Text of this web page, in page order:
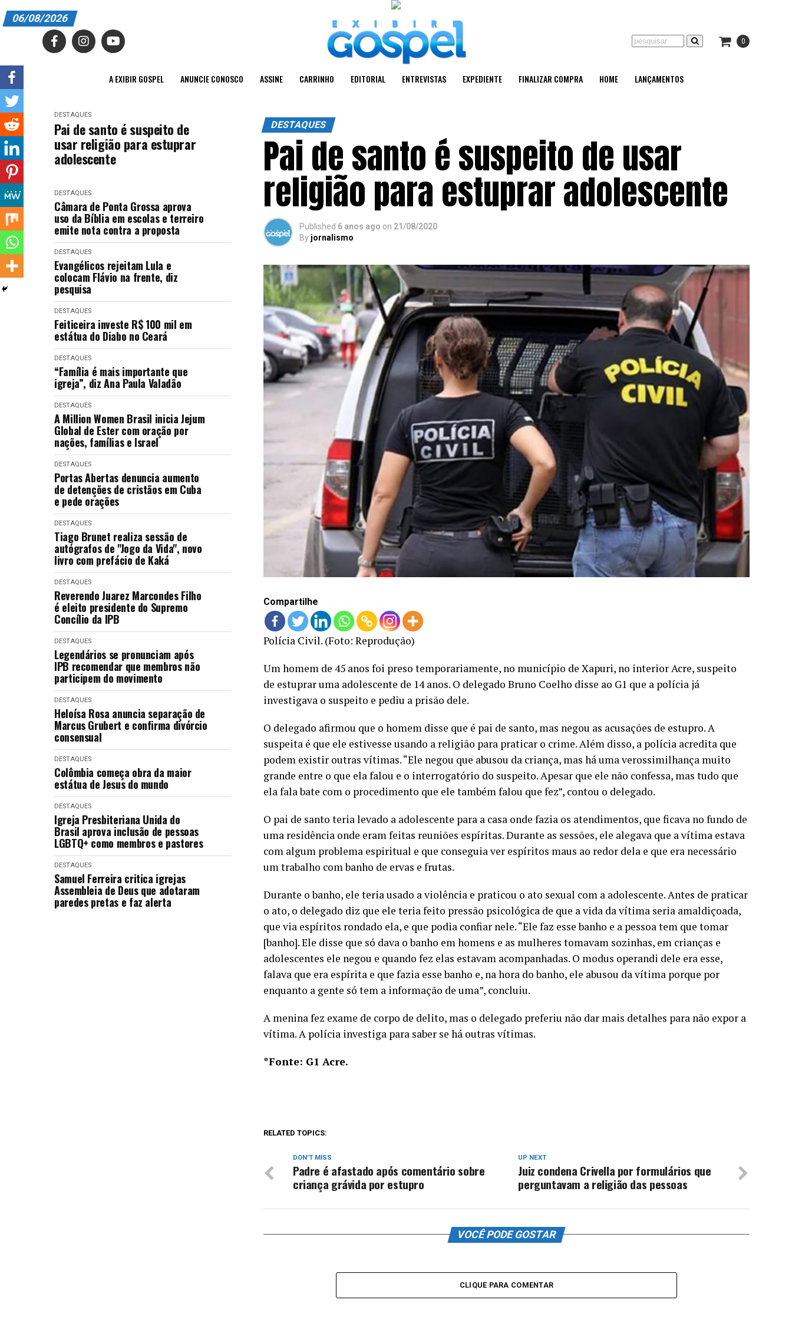
A EXIBIR GOSPEL
EDITORIAL
EXPEDIENTE
FINALIZAR COMPRA
HOME
LANÇAMENTOS
06/08/2026
0
A EXIBIR GOSPEL ANUNCIE CONOSCO ASSINE CARRINHO EDITORIAL ENTREVISTAS EXPEDIENTE FINALIZAR COMPRA HOME LANÇAMENTOS
DESTAQUES
Pai de santo é suspeito de
usar religião para estuprar
adolescente
DESTAQUES
Câmara de Ponta Grossa aprova
uso da Bíblia em escolas e terreiro
emite nota contra a proposta
DESTAQUES
Evangélicos rejeitam Lula e
colocam Flávio na frente, diz
pesquisa
DESTAQUES
Feiticeira investe R$ 100 mil em
estátua do Diabo no Ceará
DESTAQUES
“Família é mais importante que
igreja”, diz Ana Paula Valadão
DESTAQUES
A Million Women Brasil inicia Jejum
Global de Ester com oração por
nações, famílias e Israel
DESTAQUES
Portas Abertas denuncia aumento
de detenções de cristãos em Cuba
e pede orações
DESTAQUES
Tiago Brunet realiza sessão de
autógrafos de "Jogo da Vida", novo
livro com prefácio de Kaká
DESTAQUES
Reverendo Juarez Marcondes Filho
é eleito presidente do Supremo
Concílio da IPB
DESTAQUES
Legendários se pronunciam após
IPB recomendar que membros não
participem do movimento
DESTAQUES
Heloísa Rosa anuncia separação de
Marcus Grubert e confirma divórcio
consensual
DESTAQUES
Colômbia começa obra da maior
estátua de Jesus do mundo
DESTAQUES
Igreja Presbiteriana Unida do
Brasil aprova inclusão de pessoas
LGBTQ+ como membros e pastores
DESTAQUES
Samuel Ferreira critica igrejas
Assembleia de Deus que adotaram
paredes pretas e faz alerta
DESTAQUES
Pai de santo é suspeito de usar
religião para estuprar adolescente
Published 6 anos ago on 21/08/2020
By jornalismo
Compartilhe
Polícia Civil. (Foto: Reprodução)
Um homem de 45 anos foi preso temporariamente, no município de Xapuri, no interior Acre, suspeito
de estuprar uma adolescente de 14 anos. O delegado Bruno Coelho disse ao G1 que a polícia já
investigava o suspeito e pediu a prisão dele.
O delegado afirmou que o homem disse que é pai de santo, mas negou as acusações de estupro. A
suspeita é que ele estivesse usando a religião para praticar o crime. Além disso, a polícia acredita que
podem existir outras vítimas. “Ele negou que abusou da criança, mas há uma verossimilhança muito
grande entre o que ela falou e o interrogatório do suspeito. Apesar que ele não confessa, mas tudo que
ela fala bate com o procedimento que ele também falou que fez”, contou o delegado.
O pai de santo teria levado a adolescente para a casa onde fazia os atendimentos, que ficava no fundo de
uma residência onde eram feitas reuniões espíritas. Durante as sessões, ele alegava que a vítima estava
com algum problema espiritual e que conseguia ver espíritos maus ao redor dela e que era necessário
um trabalho com banho de ervas e frutas.
Durante o banho, ele teria usado a violência e praticou o ato sexual com a adolescente. Antes de praticar
o ato, o delegado diz que ele teria feito pressão psicológica de que a vida da vítima seria amaldiçoada,
que via espíritos rondado ela, e que podia confiar nele. “Ele faz esse banho e a pessoa tem que tomar
[banho]. Ele disse que só dava o banho em homens e as mulheres tomavam sozinhas, em crianças e
adolescentes ele negou e quando fez elas estavam acompanhadas. O modus operandi dele era esse,
falava que era espírita e que fazia esse banho e, na hora do banho, ele abusou da vítima porque por
enquanto a gente só tem a informação de uma”, concluiu.
A menina fez exame de corpo de delito, mas o delegado preferiu não dar mais detalhes para não expor a
vítima. A polícia investiga para saber se há outras vítimas.
*Fonte: G1 Acre.
RELATED TOPICS:
UP NEXT
Juiz condena Crivella por formulários que
perguntavam a religião das pessoas
DON'T MISS
Padre é afastado após comentário sobre
criança grávida por estupro
VOCÊ PODE GOSTAR
CLIQUE PARA COMENTAR